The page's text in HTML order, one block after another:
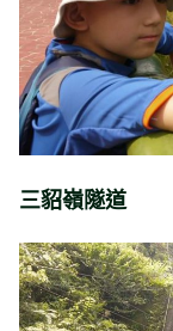
三貂嶺隧道